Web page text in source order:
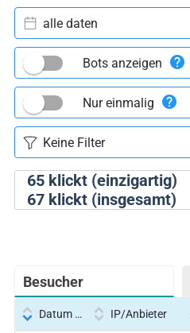
65klickt (einzigartig)
67klickt (insgesamt)
alle daten
Bots anzeigen
Nur einmalig
Besucher
Datum und Uhrzeit IP/Anbieter